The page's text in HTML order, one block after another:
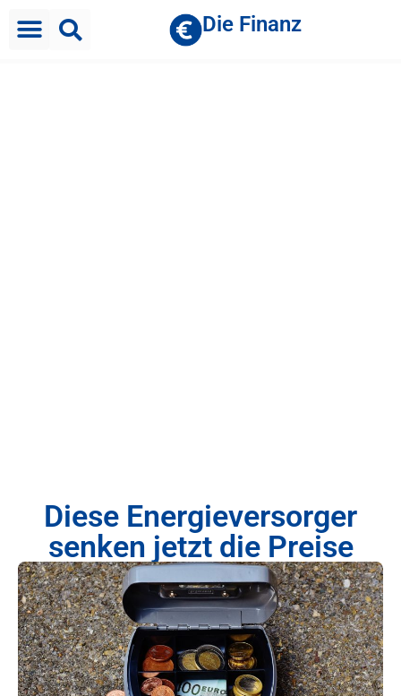
Die Finanz
Diese Energieversorger
senken jetzt die Preise